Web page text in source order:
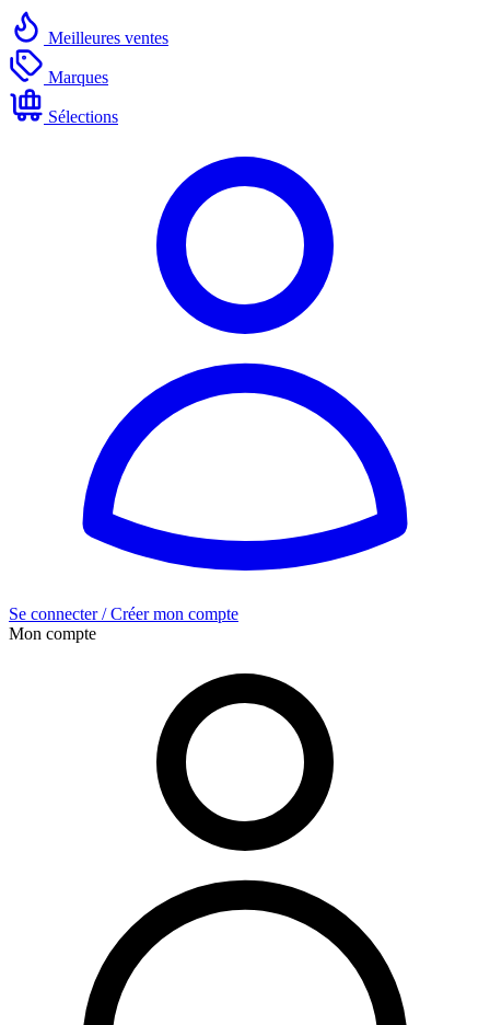
Meilleures ventes
Marques
Sélections
Se connecter / Créer mon compte
Mon compte